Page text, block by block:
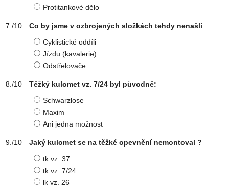
Protitankové dělo
Co by jsme v ozbrojených složkách tehdy nenašli
Cyklistické oddíli
Jízdu (kavalerie)
Odstřelovače
Těžký kulomet vz. 7/24 byl původně:
Schwarzlose
Maxim
Ani jedna možnost
Jaký kulomet se na těžké opevnění nemontoval ?
tk vz. 37
tk vz. 7/24
lk vz. 26